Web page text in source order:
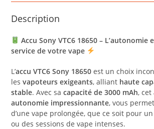
Description
Accu Sony VTC6 18650 – L’autonomie
service de votre vape
L’accu VTC6 Sony 18650 est un choix
lesvapoteurs exigeants, alliant haute
stable. Avec sacapacité de 3000 mAh, cet
autonomie impressionnante, vous
d’une vape prolongée, que ce soit pour
ou des sessions de vape intenses.